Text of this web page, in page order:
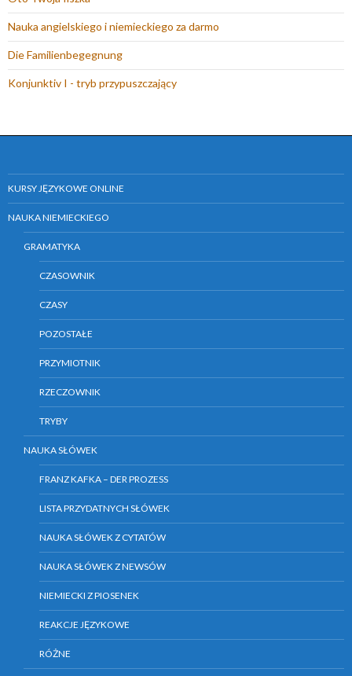
w
y
m
o
i
)
Nauka angielskiego i niemieckiego za darmo
Die Familienbegegnung
Konjunktiv I - tryb przypuszczający
KURSY JĘZYKOWE ONLINE
NAUKA NIEMIECKIEGO
GRAMATYKA
CZASOWNIK
CZASY
POZOSTAŁE
PRZYMIOTNIK
RZECZOWNIK
TRYBY
NAUKA SŁÓWEK
FRANZ KAFKA – DER PROZESS
LISTA PRZYDATNYCH SŁÓWEK
NAUKA SŁÓWEK Z CYTATÓW
NAUKA SŁÓWEK Z NEWSÓW
NIEMIECKI Z PIOSENEK
REAKCJE JĘZYKOWE
RÓŻNE